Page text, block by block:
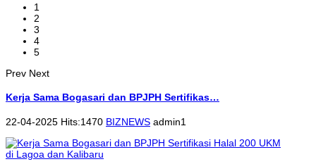
1
2
3
4
5
Prev Next
Kerja Sama Bogasari dan BPJPH Sertifikas…
22-04-2025 Hits:1470 BIZNEWS admin1